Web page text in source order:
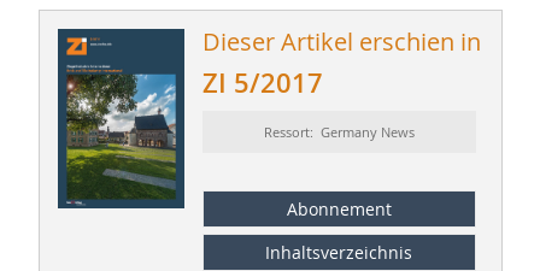
Dieser Artikel erschien in
ZI 5/2017
Ressort: Germany News
Abonnement
Inhaltsverzeichnis